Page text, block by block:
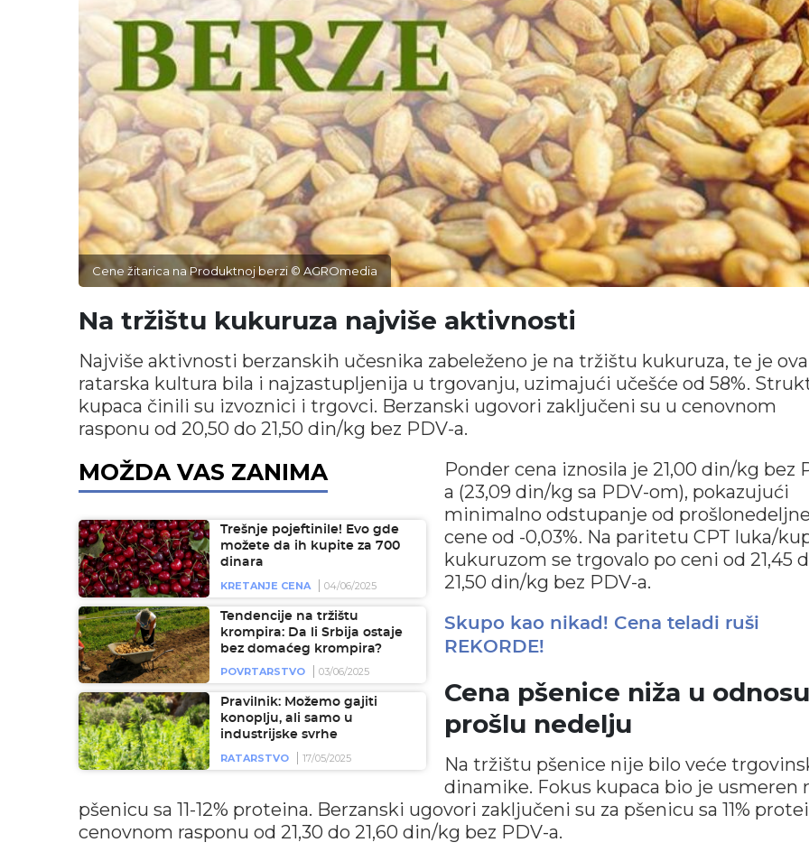
Cene žitarica na Produktnoj berzi © AGROmedia
Na tržištu kukuruza najviše aktivnosti
Najviše aktivnosti berzanskih učesnika zabeleženo je na tržištu kukuruza, te je ova
ratarska kultura bila i najzastupljenija u trgovanju, uzimajući učešće od 58%.
kupaca činili su izvoznici i trgovci. Berzanski ugovori zaključeni su u cenovnom
rasponu od 20,50 do 21,50 din/kg bez PDV-a.
MOŽDA VAS ZANIMA
Trešnje pojeftinile! Evo gde
možete da ih kupite za 700
dinara
KRETANJE CENA
04/06/2025
Tendencije na tržištu
krompira: Da li Srbija ostaje
bez domaćeg krompira?
POVRTARSTVO
03/06/2025
Pravilnik: Možemo gajiti
konoplju, ali samo u
industrijske svrhe
RATARSTVO
17/05/2025
Ponder cena iznosila je 21,00 din/kg bez
a (23,09 din/kg sa PDV-om), pokazujući
minimalno odstupanje od prošlonedeljne
cene od -0,03%. Na paritetu CPT luka/
kukuruzom se trgovalo po ceni od 21,45
21,50 din/kg bez PDV-a.
Skupo kao nikad! Cena teladi ruši
REKORDE!
Cena pšenice niža u
prošlu nedelju
Na tržištu pšenice nije bilo veće
dinamike. Fokus kupaca bio je usmeren
pšenicu sa 11-12% proteina. Berzanski ugovori zaključeni su za pšenicu sa 11%
cenovnom rasponu od 21,30 do 21,60 din/kg bez PDV-a.